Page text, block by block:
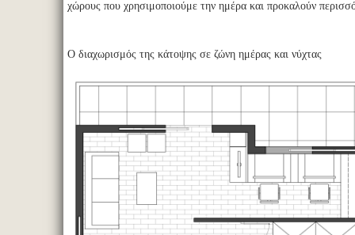
χώρους που χρησιμοποιούμε την ημέρα και προκαλούν
Ο διαχωρισμός της κάτοψης σε ζώνη ημέρας και νύχτας